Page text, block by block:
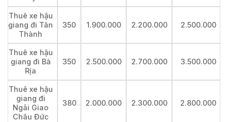
Thuê xe hậu
giang đi Tân
Thành
350 1.900.000 2.200.000 2.500.000
Thuê xe hậu
giang đi Bà
Rịa
350 2.500.000 2.700.000 3.500.000
Thuê xe hậu
giang đi
Ngãi Giao
Châu Đức
380 2.000.000 2.300.000 2.800.000